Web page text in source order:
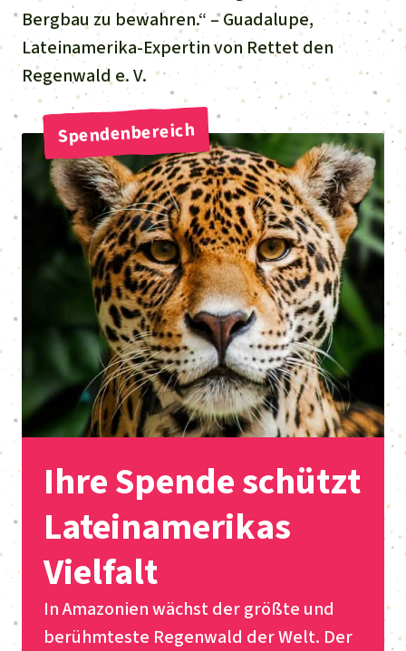
Bergbau zu bewahren.“ – Guadalupe,
Lateinamerika-Expertin von Rettet den
Regenwald e. V.
Ihre Spende schützt
Lateinamerikas
Vielfalt
In Amazonien wächst der größte und
berühmteste Regenwald der Welt. Der